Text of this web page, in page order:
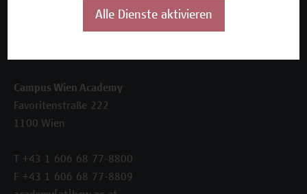
Campus Wien Academy
Favoritenstraße 222
1100 Wien
T +43 1 606 68 77-8800
F +43 1 606 68 77-8809
Alle Dienste aktivieren